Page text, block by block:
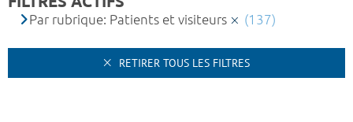
Par rubrique: Patients et visiteurs (137)
RETIRER TOUS LES FILTRES